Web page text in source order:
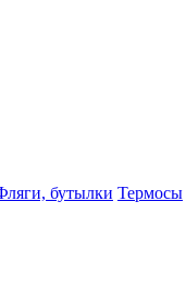
бутылки Термосы